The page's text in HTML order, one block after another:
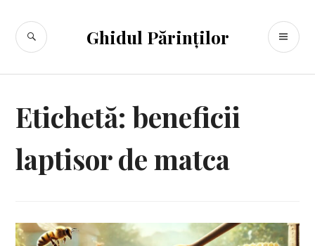
conținut
Ghidul Părinților
CĂUTARE
Etichetă:beneficii
laptisor de matca